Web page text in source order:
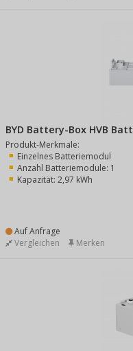
BYD Battery-Box HVB
Produkt-Merkmale:
Einzelnes Batteriemodul
Anzahl Batteriemodule: 1
Kapazität: 2,97 kWh
Auf Anfrage
Vergleichen Merken